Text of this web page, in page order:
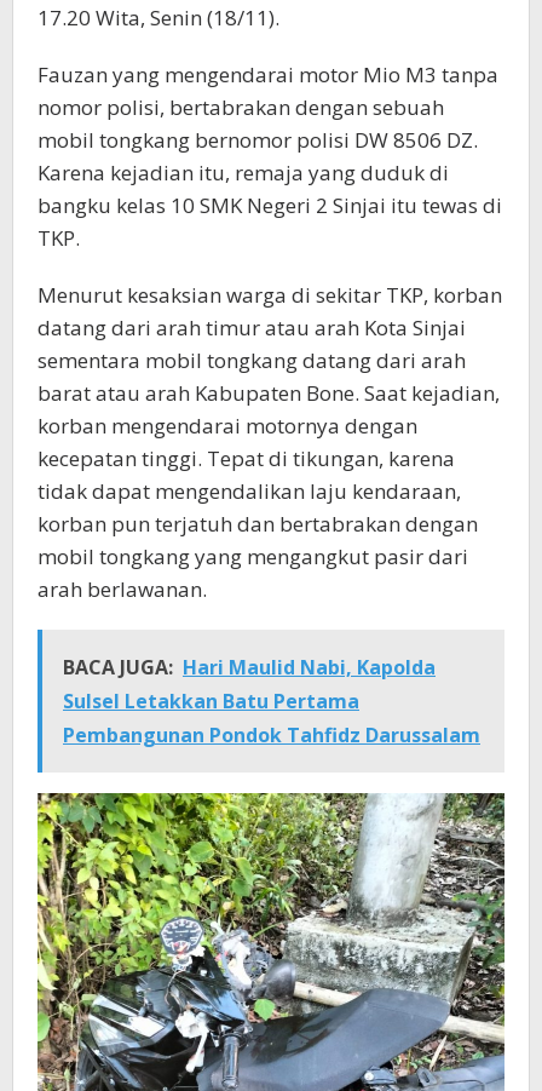
17.20 Wita, Senin (18/11).
Fauzan yang mengendarai motor Mio M3 tanpa
nomor polisi, bertabrakan dengan sebuah
mobil tongkang bernomor polisi DW 8506 DZ.
Karena kejadian itu, remaja yang duduk di
bangku kelas 10 SMK Negeri 2 Sinjai itu tewas di
TKP.
Menurut kesaksian warga di sekitar TKP, korban
datang dari arah timur atau arah Kota Sinjai
sementara mobil tongkang datang dari arah
barat atau arah Kabupaten Bone. Saat kejadian,
korban mengendarai motornya dengan
kecepatan tinggi. Tepat di tikungan, karena
tidak dapat mengendalikan laju kendaraan,
korban pun terjatuh dan bertabrakan dengan
mobil tongkang yang mengangkut pasir dari
arah berlawanan.
BACA JUGA: Hari Maulid Nabi, Kapolda
Sulsel Letakkan Batu Pertama
Pembangunan Pondok Tahfidz Darussalam